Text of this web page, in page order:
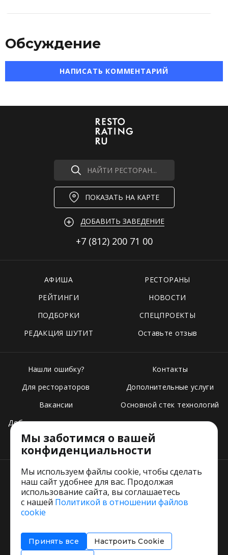
Обсуждение
НАПИСАТЬ КОММЕНТАРИЙ
НАЙТИ РЕСТОРАН...
ПОКАЗАТЬ НА КАРТЕ
ДОБАВИТЬ ЗАВЕДЕНИЕ
+7 (812) 200 71 00
АФИША
РЕСТОРАНЫ
РЕЙТИНГИ
НОВОСТИ
ПОДБОРКИ
СПЕЦПРОЕКТЫ
РЕДАКЦИЯ ШУТИТ
Оставьте отзыв
Нашли ошибку?
Для рестораторов
Вакансии
Добавить свое заведение
Тарифы
Контакты
Дополнительные услуги
Основной стек технологий
Пользовательское соглашение
Соглашение об информировании
Мы заботимся о вашей
конфиденциальности
Мы используем файлы cookie, чтобы сделать
наш сайт удобнее для вас. Продолжая
использование сайта, вы соглашаетесь
с нашей Политикой в отношении файлов
cookie
Принять все
Настроить Cookie